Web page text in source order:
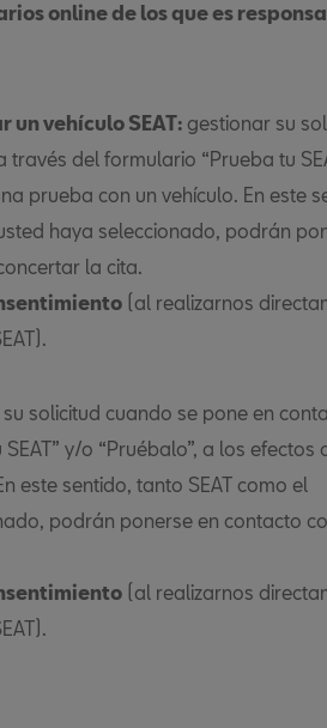
online de los que es
un vehículo SEAT: gestionar su
del formulario “Prueba tu
prueba con un vehículo. En este
haya seleccionado, podrán
la cita.
(al realizarnos
solicitud cuando se pone en
y/o “Pruébalo”, a los efectos
este sentido, tanto SEAT como el
podrán ponerse en contacto
(al realizarnos